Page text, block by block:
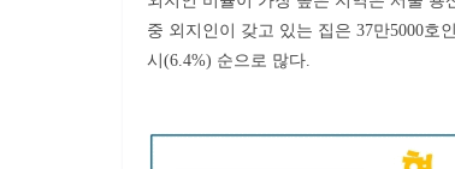
중 외지인이 갖고 있는 집은 37만5000호
시(6.4%) 순으로 많다.